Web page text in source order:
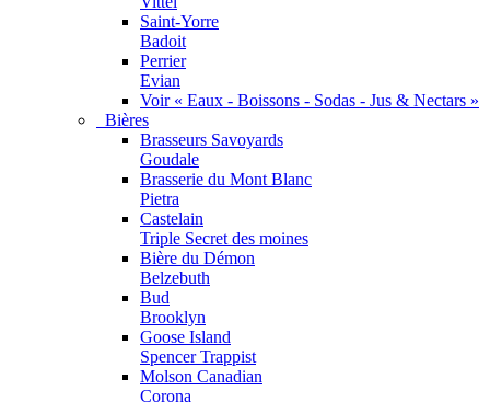
Saint-Yorre
Badoit
Perrier
Evian
Voir « Eaux - Boissons - Sodas - Jus & Nectars »
Bières
Brasseurs Savoyards
Goudale
Brasserie du Mont Blanc
Pietra
Castelain
Triple Secret des moines
Bière du Démon
Belzebuth
Bud
Brooklyn
Goose Island
Spencer Trappist
Molson Canadian
Corona